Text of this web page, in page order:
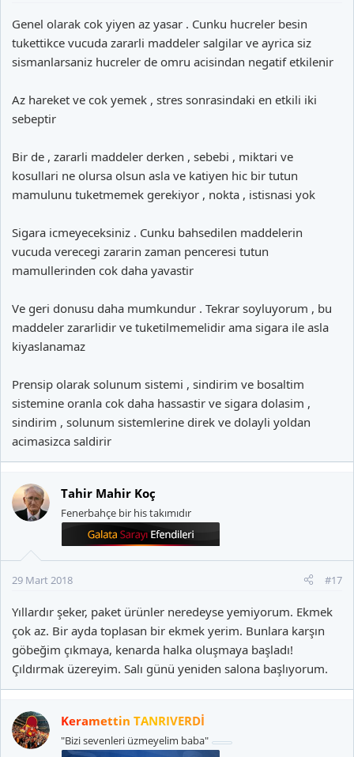
Genel olarak cok yiyen az yasar . Cunku hucreler besin
tukettikce vucuda zararli maddeler salgilar ve ayrica siz
sismanlarsaniz hucreler de omru acisindan negatif etkilenir
Az hareket ve cok yemek , stres sonrasindaki en etkili iki
sebeptir
Bir de , zararli maddeler derken , sebebi , miktari ve
kosullari ne olursa olsun asla ve katiyen hic bir tutun
mamulunu tuketmemek gerekiyor , nokta , istisnasi yok
Sigara icmeyeceksiniz . Cunku bahsedilen maddelerin
vucuda verecegi zararin zaman penceresi tutun
mamullerinden cok daha yavastir
Ve geri donusu daha mumkundur . Tekrar soyluyorum , bu
maddeler zararlidir ve tuketilmemelidir ama sigara ile asla
kiyaslanamaz
Prensip olarak solunum sistemi , sindirim ve bosaltim
sistemine oranla cok daha hassastir ve sigara dolasim ,
sindirim , solunum sistemlerine direk ve dolayli yoldan
acimasizca saldirir
Tahir Mahir Koç
Fenerbahçe bir his takımıdır
29 Mart 2018 #17
Yıllardır şeker, paket ürünler neredeyse yemiyorum. Ekmek
çok az. Bir ayda toplasan bir ekmek yerim. Bunlara karşın
göbeğim çıkmaya, kenarda halka oluşmaya başladı!
Çıldırmak üzereyim. Salı günü yeniden salona başlıyorum.
Keramettin TANRIVERDİ
"Bizi sevenleri üzmeyelim baba"